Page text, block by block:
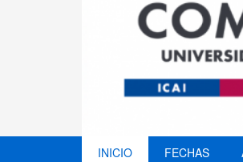
INICIO FECHAS